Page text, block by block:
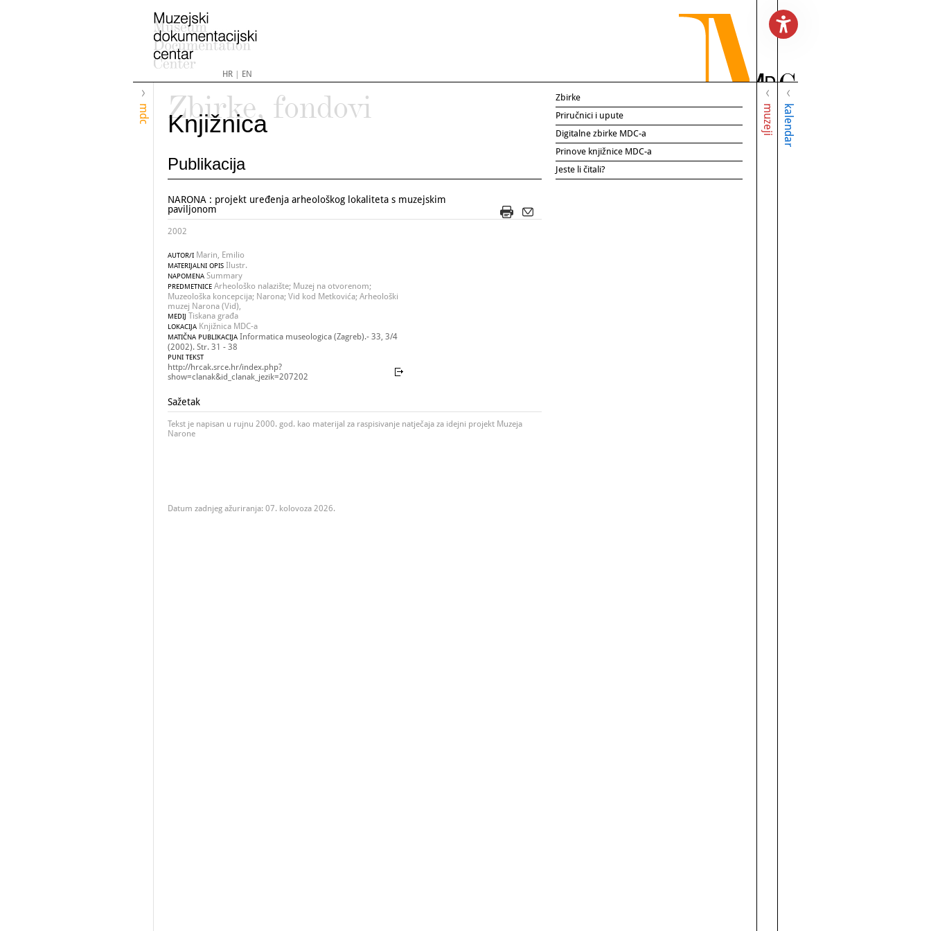
HR| EN
mdc muzeji kalendar
Zbirke, fondovi
Knjižnica
Publikacija
NARONA : projekt uređenja arheološkog lokaliteta s muzejskim
paviljonom
2002
AUTOR/I Marin, Emilio
MATERIJALNI OPIS Ilustr.
NAPOMENA Summary
PREDMETNICE Arheološko nalazište; Muzej na otvorenom;
Muzeološka koncepcija; Narona; Vid kod Metkovića; Arheološki
muzej Narona (Vid),
MEDIJ Tiskana građa
LOKACIJA Knjižnica MDC-a
MATIČNA PUBLIKACIJA Informatica museologica (Zagreb).- 33, 3/4
(2002). Str. 31 - 38
PUNI TEKST
http://hrcak.srce.hr/index.php?
show=clanak&id_clanak_jezik=207202
Sažetak
Tekst je napisan u rujnu 2000. god. kao materijal za raspisivanje natječaja za idejni projekt Muzeja
Narone
Datum zadnjeg ažuriranja: 07. kolovoza 2026.
Zbirke
Priručnici i upute
Digitalne zbirke MDC-a
Prinove knjižnice MDC-a
Jeste li čitali?